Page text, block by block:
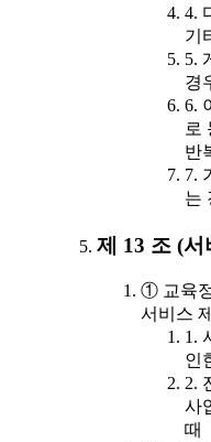
4.
기
5.
경
6.
로
반
7.
는
제 13 조 (
① 교육
서비스
1.
인
2.
사
때